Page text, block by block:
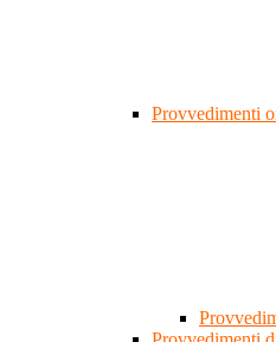
Provvedimenti